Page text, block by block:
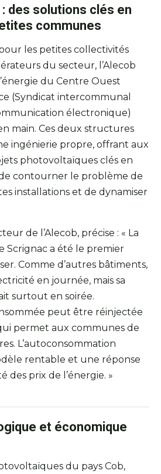
des solutions clés en
communes
les petites collectivités
du secteur, l’Alecob
du Centre Ouest
(Syndicat intercommunal
électronique)
main. Ces deux structures
ingénierie propre, offrant aux
photovoltaïques clés en
contourner le problème de
installations et de dynamiser
de l’Alecob, précise : « La
Scrignac a été le premier
Comme d’autres bâtiments,
en journée, mais sa
surtout en soirée.
peut être réinjectée
permet aux communes de
L’autoconsommation
rentable et une réponse
des prix de l’énergie. »
et économique
du pays Cob,